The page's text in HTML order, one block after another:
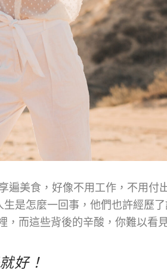
遍美食，好像不用工作，不用付
是怎麼一回事，他們也許經歷
，而這些背後的辛酸，你難以看
好！